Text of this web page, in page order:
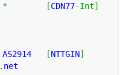
* [CDN77-Int]
AS2914 [NTTGIN]
. net